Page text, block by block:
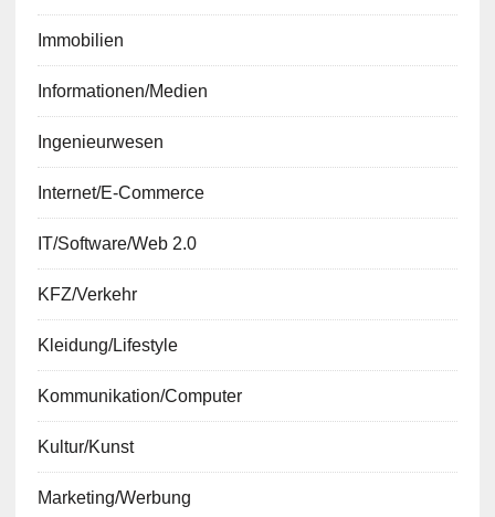
Immobilien
Informationen/Medien
Ingenieurwesen
Internet/E-Commerce
IT/Software/Web 2.0
KFZ/Verkehr
Kleidung/Lifestyle
Kommunikation/Computer
Kultur/Kunst
Marketing/Werbung